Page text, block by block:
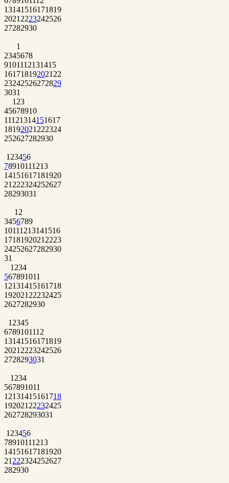
13141516171819
2021 2223242526
27282930
1
2345678
9101112131415
161718192021 22
23242526272829
3031
1 23
45678910
11121314151617
18192021 222324
252627282930
1 23456
78910111213
14151617181920
21 222324252627
28293031
1 2
3456789
10111213141516
1718192021 2223
24252627282930
31
1 234
567891011
12131415161718
192021 22232425
2627282930
1 2345
6789101112
13141516171819
2021 2223242526
2728293031
1 234
567891011
12131415161718
192021 22232425
262728293031
1 23456
78910111213
14151617181920
21 222324252627
282930